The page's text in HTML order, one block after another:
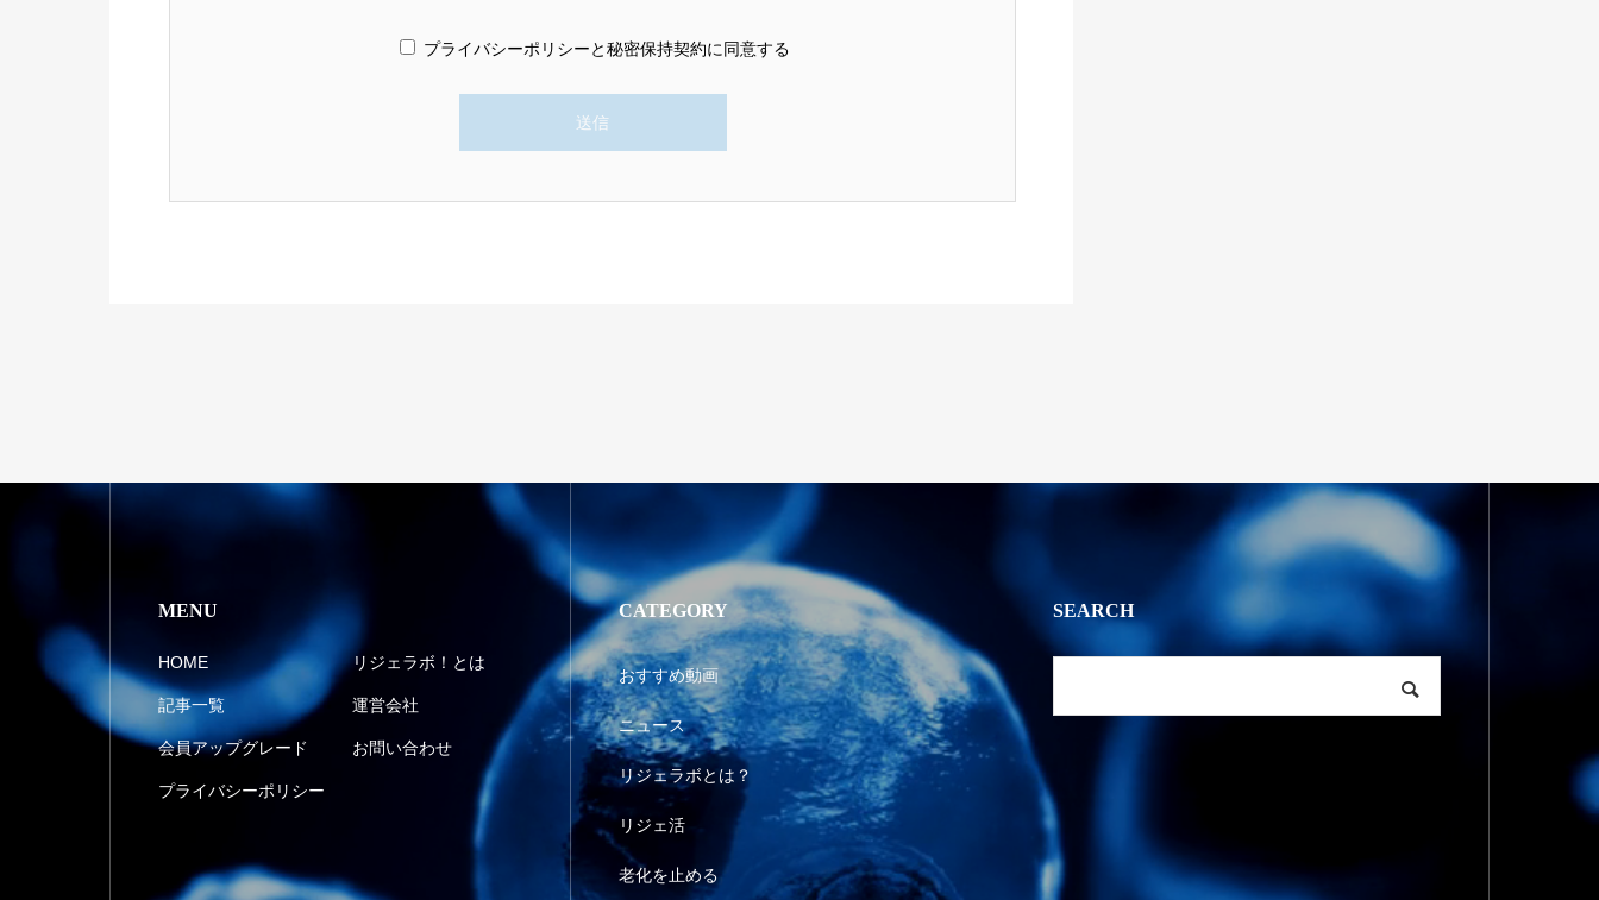
プライバシーポリシーと秘密保持契約に同意する
MENU
HOME リジェラボ！とは
記事一覧 運営会社
会員アップグレード お問い合わせ
プライバシーポリシー
CATEGORY
おすすめ動画
ニュース
リジェラボとは？
リジェ活
老化を止める
SEARCH